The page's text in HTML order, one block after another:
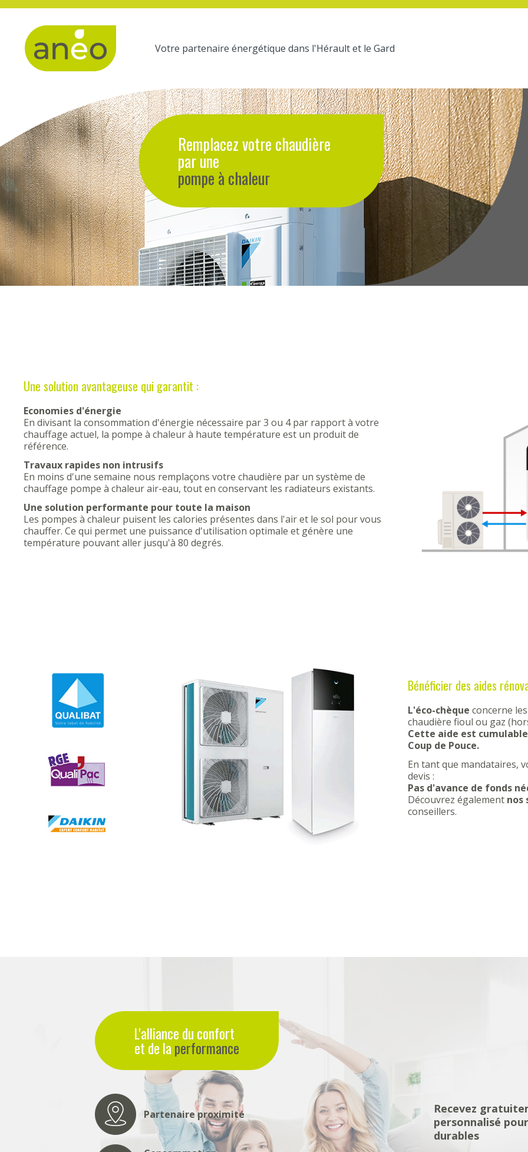
Votre partenaire énergétique dans l'Hérault et le Gard
Remplacez votre chaudière
par une
pompe à chaleur
Une solution avantageuse qui garantit :
Economies d'énergie
En divisant la consommation d'énergie nécessaire par 3 ou 4 par rapport à votre
chauffage actuel, la pompe à chaleur à haute température est un produit de
référence.
Travaux rapides non intrusifs
En moins d'une semaine nous remplaçons votre chaudière par un système de
chauffage pompe à chaleur air-eau, tout en conservant les radiateurs existants.
Une solution performante pour toute la maison
Les pompes à chaleur puisent les calories présentes dans l'air et le sol pour vous
chauffer. Ce qui permet une puissance d'utilisation optimale et génère une
température pouvant aller jusqu'à 80 degrés.
Bénéficier des aides
L'éco-chèque concerne
chaudière fioul ou gaz
Cette aide est
Coup de Pouce.
En tant que mandataires,
devis :
Pas d'avance de fonds
Découvrez également nos
conseillers.
L'alliance du confort
et de laperformance
Partenaire proximité
Recevez
personnalisé
durables